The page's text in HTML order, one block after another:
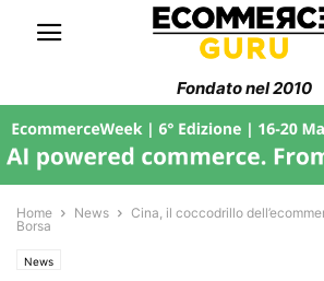
Fondato nel 2010
Home News
Cina, il coccodrillo
Borsa
News